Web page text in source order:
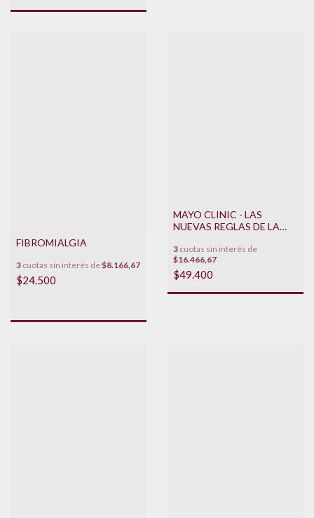
FIBROMIALGIA
3 cuotas sin interés de$8.166,67
$24.500
MAYO CLINIC - LAS
NUEVAS REGLAS DE LA
3 cuotas sin interés de
$16.466,67
$49.400